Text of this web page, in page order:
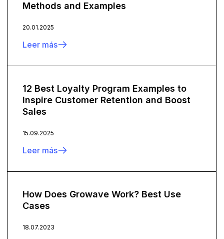
Methods and Examples
20.01.2025
Leer más
12 Best Loyalty Program Examples to
Inspire Customer Retention and Boost
Sales
15.09.2025
Leer más
How Does Growave Work? Best Use
Cases
18.07.2023